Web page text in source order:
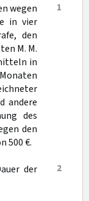
1
wegen
in vier
den
M. M.
in
andere
des
den
500 €.
2
der